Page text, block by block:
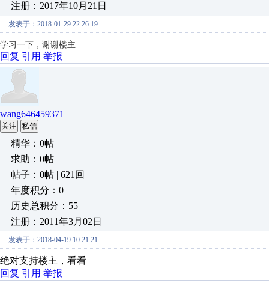
注册：2017年10月21日
发表于：2018-01-29 22:26:19
学习一下，谢谢楼主
回复 引用 举报
wang646459371
关注 私信
精华：0帖
求助：0帖
帖子：0帖 | 621回
年度积分：0
历史总积分：55
注册：2011年3月02日
发表于：2018-04-19 10:21:21
绝对支持楼主，看看
回复 引用 举报